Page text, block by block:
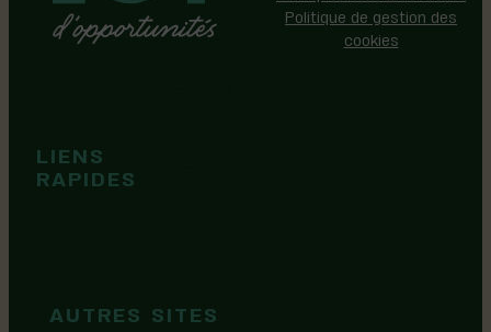
LIENS
RAPIDES
AUTRES SITES
Politique de gestion des
cookies